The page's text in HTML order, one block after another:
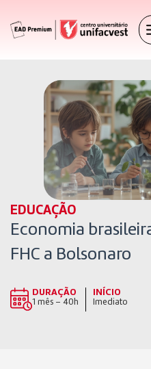
EDUCAÇÃO
Economia
FHC a Bolsonaro
DURAÇÃO
1 mês – 40h
INÍCIO
Imediato